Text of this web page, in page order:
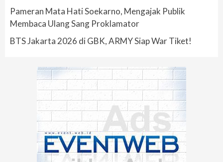
Pameran Mata Hati Soekarno, Mengajak Publik
Membaca Ulang Sang Proklamator
BTS Jakarta 2026 di GBK, ARMY Siap War Tiket!